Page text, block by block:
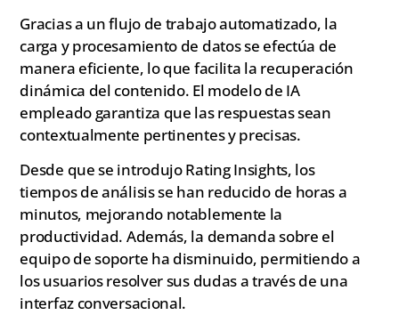
Gracias a un flujo de trabajo automatizado, la
carga y procesamiento de datos se efectúa de
manera eficiente, lo que facilita la recuperación
dinámica del contenido. El modelo de IA
empleado garantiza que las respuestas sean
contextualmente pertinentes y precisas.
Desde que se introdujo Rating Insights, los
tiempos de análisis se han reducido de horas a
minutos, mejorando notablemente la
productividad. Además, la demanda sobre el
equipo de soporte ha disminuido, permitiendo a
los usuarios resolver sus dudas a través de una
interfaz conversacional.